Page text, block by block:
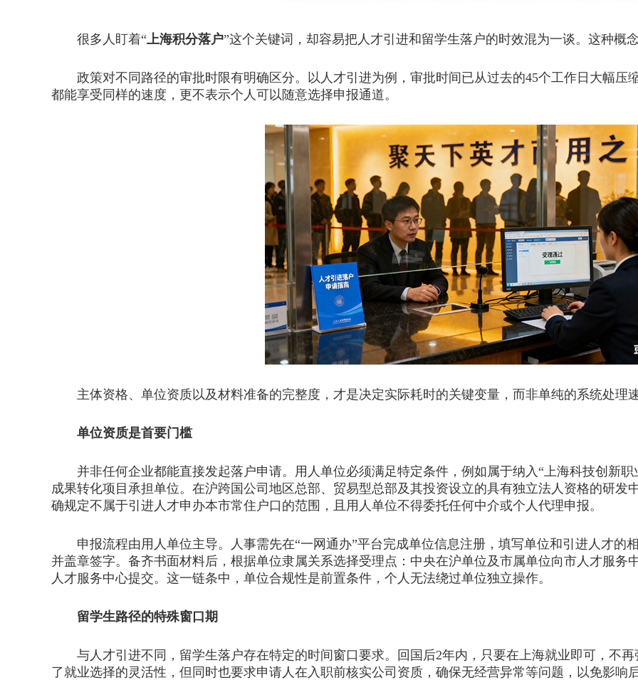
很多人盯着“上海积分落户”这个关键词，却容易把人才引进和留学生落户的时效混为一谈。这种概
政策对不同路径的审批时限有明确区分。以人才引进为例，审批时间已从过去的45个工作日大幅压
都能享受同样的速度，更不表示个人可以随意选择申报通道。
主体资格、单位资质以及材料准备的完整度，才是决定实际耗时的关键变量，而非单纯的系统处理
单位资质是首要门槛
并非任何企业都能直接发起落户申请。用人单位必须满足特定条件，例如属于纳入“上海科技创新职
成果转化项目承担单位。在沪跨国公司地区总部、贸易型总部及其投资设立的具有独立法人资格的研发
确规定不属于引进人才申办本市常住户口的范围，且用人单位不得委托任何中介或个人代理申报。
申报流程由用人单位主导。人事需先在“一网通办”平台完成单位信息注册，填写单位和引进人才的
并盖章签字。备齐书面材料后，根据单位隶属关系选择受理点：中央在沪单位及市属单位向市人才服务
人才服务中心提交。这一链条中，单位合规性是前置条件，个人无法绕过单位独立操作。
留学生路径的特殊窗口期
与人才引进不同，留学生落户存在特定的时间窗口要求。回国后2年内，只要在上海就业即可，不再
了就业选择的灵活性，但同时也要求申请人在入职前核实公司资质，确保无经营异常等问题，以免影响